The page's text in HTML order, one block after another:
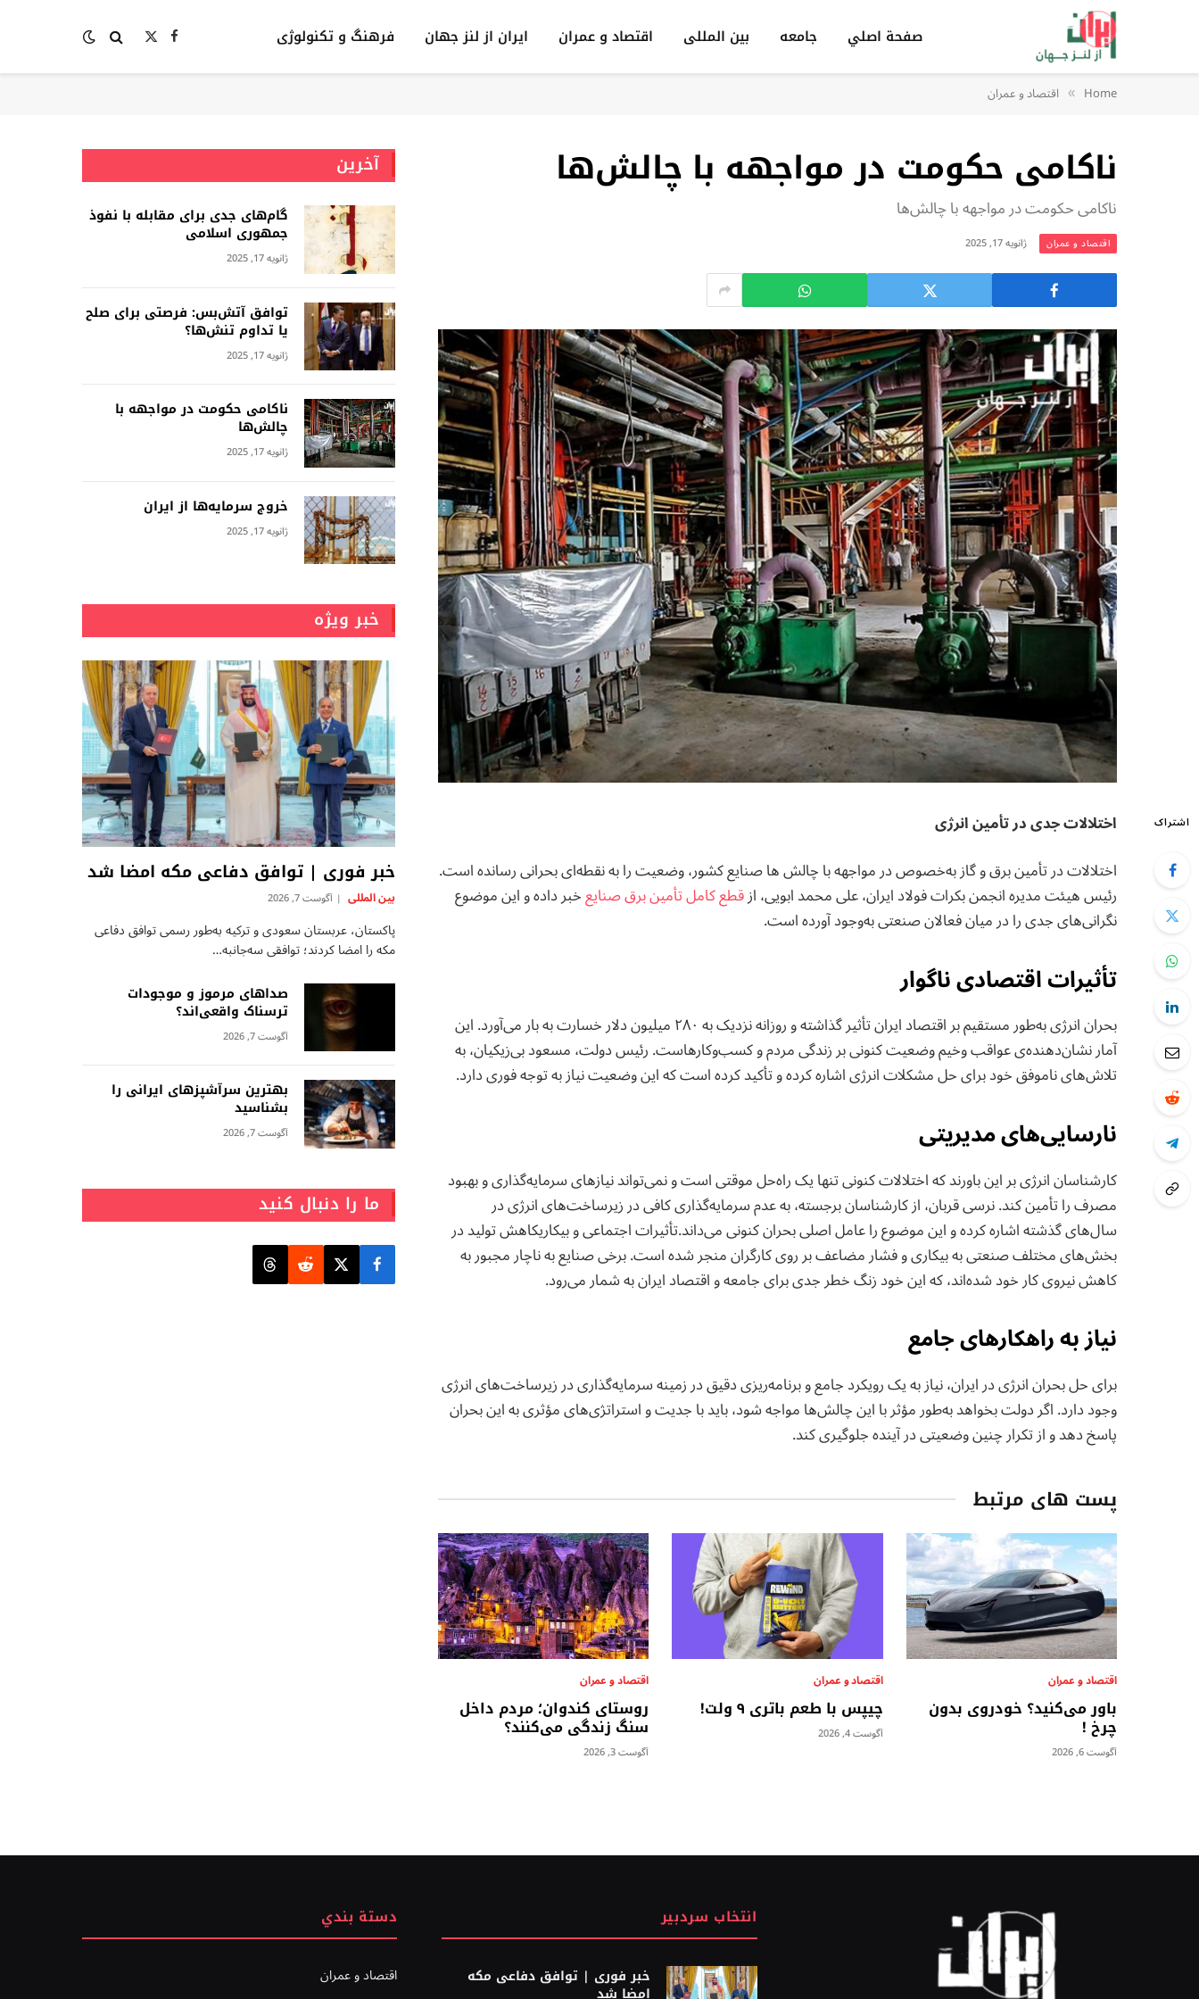
صفحة اصلي جامعه بين المللى اقتصاد و عمران ایران از لنز جهان فرهنگ و تکنولوژی Facebook
X
Home
» اقتصاد و عمران
ناکامی حکومت در مواجهه با چالش‌ها
ناکامی حکومت در مواجهه با چالش‌ها
اقتصاد و عمران ژانویه 17, 2025
اشتراک
اختلالات جدی در تأمین انرژی
اختلالات در تأمین برق و گاز به‌خصوص در مواجهه با چالش ها صنایع کشور، وضعیت را به نقطه‌ای بحرانی رسانده است.
رئیس هیئت مدیره انجمن بکرات فولاد ایران، علی محمد ابویی، ازقطع کامل تأمین برق صنایعخبر داده و این موضوع
نگرانی‌های جدی را در میان فعالان صنعتی به‌وجود آورده است.
تأثیرات اقتصادی ناگوار
بحران انرژی به‌طور مستقیم بر اقتصاد ایران تأثیر گذاشته و روزانه نزدیک به ۲۸۰ میلیون دلار خسارت به بار می‌آورد. این
آمار نشان‌دهنده‌ی عواقب وخیم وضعیت کنونی بر زندگی مردم و کسب‌وکارهاست. رئیس دولت، مسعود بی‌زیکیان، به
تلاش‌های ناموفق خود برای حل مشکلات انرژی اشاره کرده و تأکید کرده است که این وضعیت نیاز به توجه فوری دارد.
نارسایی‌های مدیریتی
کارشناسان انرژی بر این باورند که اختلالات کنونی تنها یک راه‌حل موقتی است و نمی‌تواند نیازهای سرمایه‌گذاری و بهبود
مصرف را تأمین کند. نرسی قربان، از کارشناسان برجسته، به عدم سرمایه‌گذاری کافی در زیرساخت‌های انرژی در
سال‌های گذشته اشاره کرده و این موضوع را عامل اصلی بحران کنونی می‌داند.تأثیرات اجتماعی و بیکاریکاهش تولید در
بخش‌های مختلف صنعتی به بیکاری و فشار مضاعف بر روی کارگران منجر شده است. برخی صنایع به ناچار مجبور به
کاهش نیروی کار خود شده‌اند، که این خود زنگ خطر جدی برای جامعه و اقتصاد ایران به شمار می‌رود.
نیاز به راهکارهای جامع
برای حل بحران انرژی در ایران، نیاز به یک رویکرد جامع و برنامه‌ریزی دقیق در زمینه سرمایه‌گذاری در زیرساخت‌های انرژی
وجود دارد. اگر دولت بخواهد به‌طور مؤثر با این چالش‌ها مواجه شود، باید با جدیت و استراتژی‌های مؤثری به این بحران
پاسخ دهد و از تکرار چنین وضعیتی در آینده جلوگیری کند.
پست های مرتبط
اقتصاد و عمران
باور می‌کنید؟ خودروی بدون
چرخ !
آگوست 6, 2026
اقتصاد و عمران
چیپس با طعم باتری ۹ ولت!
آگوست 4, 2026
اقتصاد و عمران
روستای کندوان؛ مردم داخل
سنگ زندگی می‌کنند؟
آگوست 3, 2026
آخرین
گام‌های جدی برای مقابله با نفوذ
جمهوری اسلامى
ژانویه 17, 2025
توافق آتش‌بس: فرصتی برای صلح
یا تداوم تنش‌ها؟
ژانویه 17, 2025
ناکامی حکومت در مواجهه با
چالش‌ها
ژانویه 17, 2025
خروج سرمایه‌ها از ایران
ژانویه 17, 2025
خبر ویژه
خبر فوری | توافق دفاعی مکه امضا شد
بين المللى آگوست 7, 2026
پاکستان، عربستان سعودی و ترکیه به‌طور رسمی توافق دفاعی
مکه را امضا کردند؛ توافقی سه‌جانبه…
صداهای مرموز و موجودات
ترسناک واقعی‌اند؟
آگوست 7, 2026
بهترین سرآشپزهای ایرانی را
بشناسید
آگوست 7, 2026
ما را دنبال کنید
انتخاب سردبیر
خبر فوری | توافق دفاعی مکه
امضا شد
دستة بندي
اقتصاد و عمران